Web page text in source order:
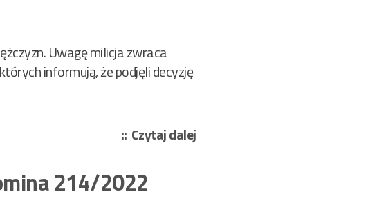
Uwagę milicja zwraca
informują, że podjęli decyzję
Czytaj dalej„Zeydler-
214/2022